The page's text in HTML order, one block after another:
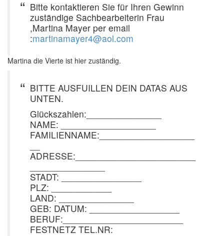
Bitte kontaktieren Sie für Ihren Gewinn
zuständige Sachbearbeiterin Frau
,Martina Mayer per email
:martinamayer4@aol.com
Martina die Vierte ist hier zuständig.
BITTE AUSFUILLEN DEIN DATAS AUS
UNTEN.
Glückszahlen:_______________
NAME: ___________________
FAMILIENNAME:___________________
ADRESSE:________________________
STADT: ________________
PLZ: ____________
LAND: _______________
GEB: DATUM: __________________
BERUF:________________________
FESTNETZ TEL.NR: